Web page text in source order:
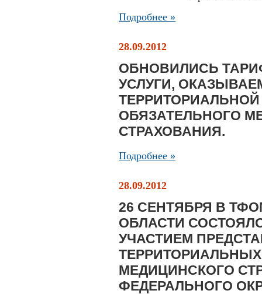
Подробнее »
28.09.2012
ОБНОВИЛИСЬ
УСЛУГИ,
ОБЯЗАТЕЛЬНОГО
СТРАХОВАНИЯ.
Подробнее »
28.09.2012
26 СЕНТЯБРЯ В
ОБЛАСТИ
УЧАСТИЕМ
МЕДИЦИНСКОГО
ФЕДЕРАЛЬНОГО